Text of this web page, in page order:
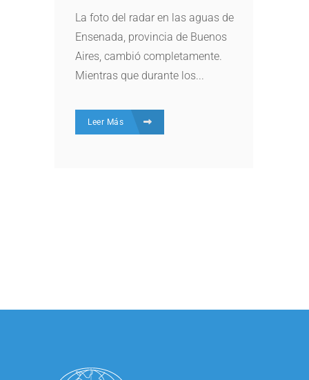
La foto del radar en las aguas de
Ensenada, provincia de Buenos
Aires, cambió completamente.
Mientras que durante los...
Leer Más